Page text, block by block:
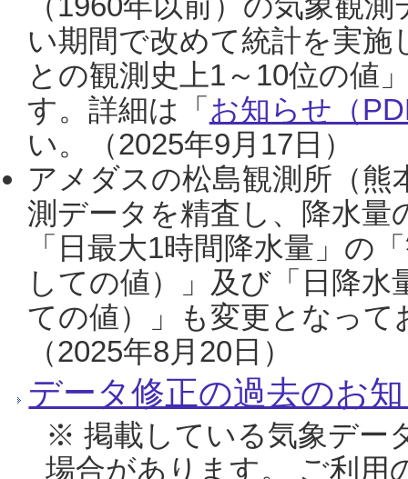
い期間で改めて統計を実
との観測史上1～10位の値
す。詳細は「 お知らせ（
い。（2025年9月17日）
アメダスの松島観測所（熊
測データを精査し、降水
「日最大1時間降水量」の
しての値）」及び「日降
ての値）」も変更となっ
（2025年8月20日）
データ修正の過去のお
※ 掲載している気象デー
場合があります。 ご利用